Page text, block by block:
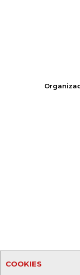
COOKIES